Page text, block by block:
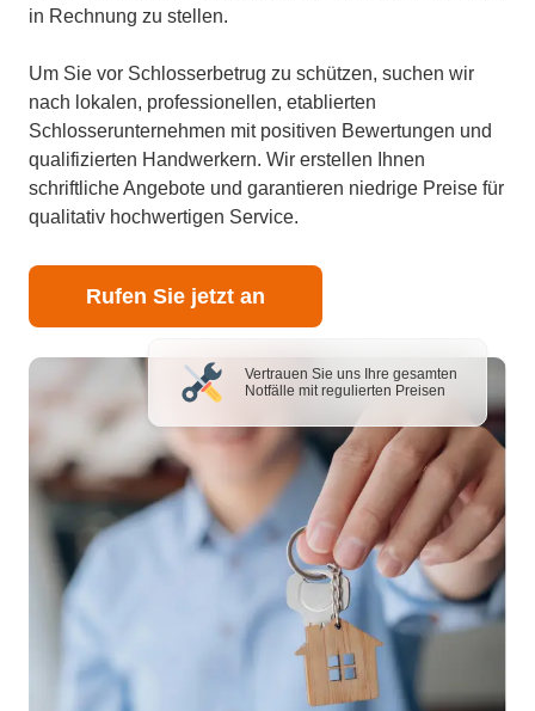
in Rechnung zu stellen.
Um Sie vor Schlosserbetrug zu schützen, suchen wir
nach lokalen, professionellen, etablierten
Schlosserunternehmen mit positiven Bewertungen und
qualifizierten Handwerkern. Wir erstellen Ihnen
schriftliche Angebote und garantieren niedrige Preise für
qualitativ hochwertigen Service.
Rufen Sie jetzt an
Vertrauen Sie uns Ihre gesamten
Notfälle mit regulierten Preisen